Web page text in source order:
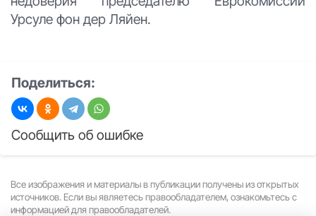
Урсуле фон дер Ляйен.
Поделиться:
Сообщить об ошибке
Все изображения и материалы в публикации получены из открытых
источников. Если вы являетесь правообладателем, ознакомьтесь с
информацией для правообладателей.